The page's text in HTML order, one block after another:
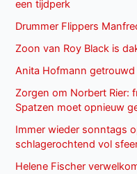
een tijdperk
Drummer Flippers
Zoon van Roy Black is
Anita Hofmann
Zorgen om Norbert Rier:
Spatzen moet opnieuw
Immer wieder sonntags
schlagerochtend vol
Helene Fischer